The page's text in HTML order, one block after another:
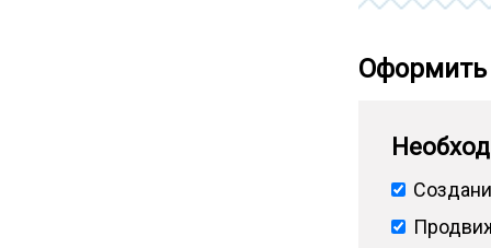
Оформить